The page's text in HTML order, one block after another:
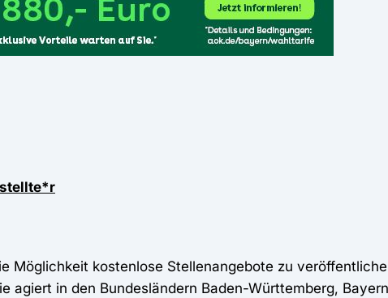
Möglichkeit kostenlose Stellenangebote zu
agiert in den Bundesländern Baden-Württemberg,